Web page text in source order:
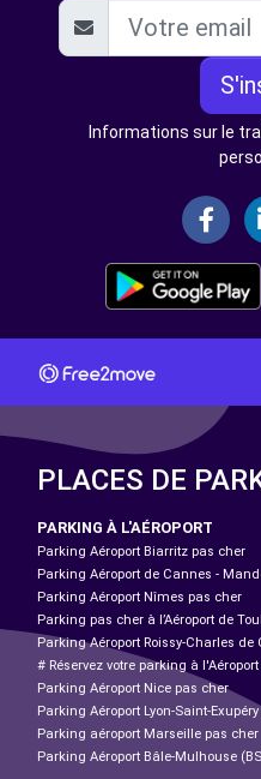
Informations sur le
PLACES DE
PARKING À L'AÉROPORT
Parking Aéroport Biarritz pas cher
Parking Aéroport de Cannes -
Parking Aéroport Nîmes pas cher
Parking pas cher à l’Aéroport de
Parking Aéroport Roissy-Charles de
# Réservez votre parking à
Parking Aéroport Nice pas cher
Parking Aéroport Lyon-Saint-Exupéry
Parking aéroport Marseille pas cher
Parking Aéroport Bâle-Mulhouse